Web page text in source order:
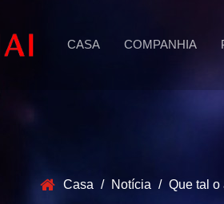
CASA COMPANHIA
Casa / Notícia / Que tal o